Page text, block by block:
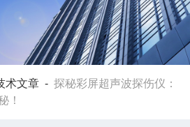
术文章 -探秘彩屏超声波探伤仪：
！